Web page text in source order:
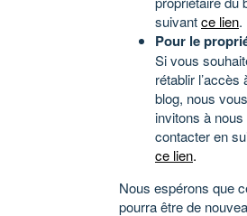
suivantce lien.
Pour le
Si vous
rétablir l’accès
blog, nous vous
invitons à nous
contacter en
ce lien.
Nous espérons que
pourra être de